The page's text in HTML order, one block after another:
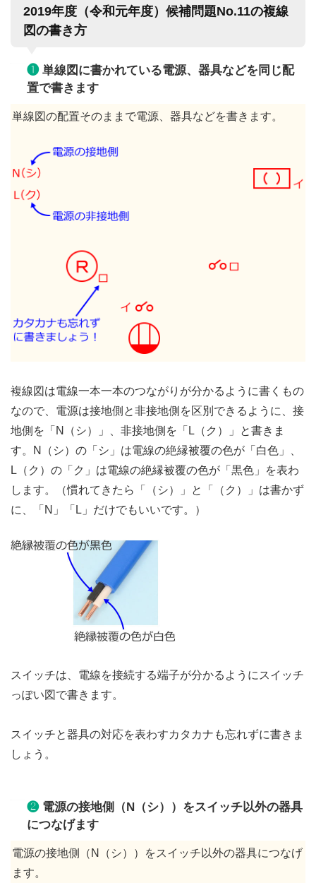
2019年度（令和元年度）候補問題No.11の複線
図の書き方
❶単線図に書かれている電源、器具などを同じ配
置で書きます
単線図の配置そのままで電源、器具などを書きます。
複線図は電線一本一本のつながりが分かるように書くもの
なので、電源は接地側と非接地側を区別できるように、接
地側を「N（シ）」、非接地側を「L（ク）」と書きま
す。N（シ）の「シ」は電線の絶縁被覆の色が「白色」、
L（ク）の「ク」は電線の絶縁被覆の色が「黒色」を表わ
します。（慣れてきたら「（シ）」と「（ク）」は書かず
に、「N」「L」だけでもいいです。）
スイッチは、電線を接続する端子が分かるようにスイッチ
っぽい図で書きます。
スイッチと器具の対応を表わすカタカナも忘れずに書きま
しょう。
❷電源の接地側（N（シ））をスイッチ以外の器具
につなげます
電源の接地側（N（シ））をスイッチ以外の器具につなげ
ます。